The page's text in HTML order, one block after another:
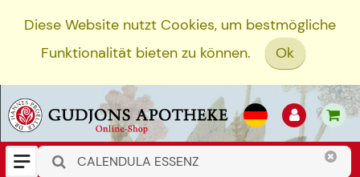
Diese Website nutzt Cookies, um bestmögliche
Funktionalität bieten zu können.
Ok